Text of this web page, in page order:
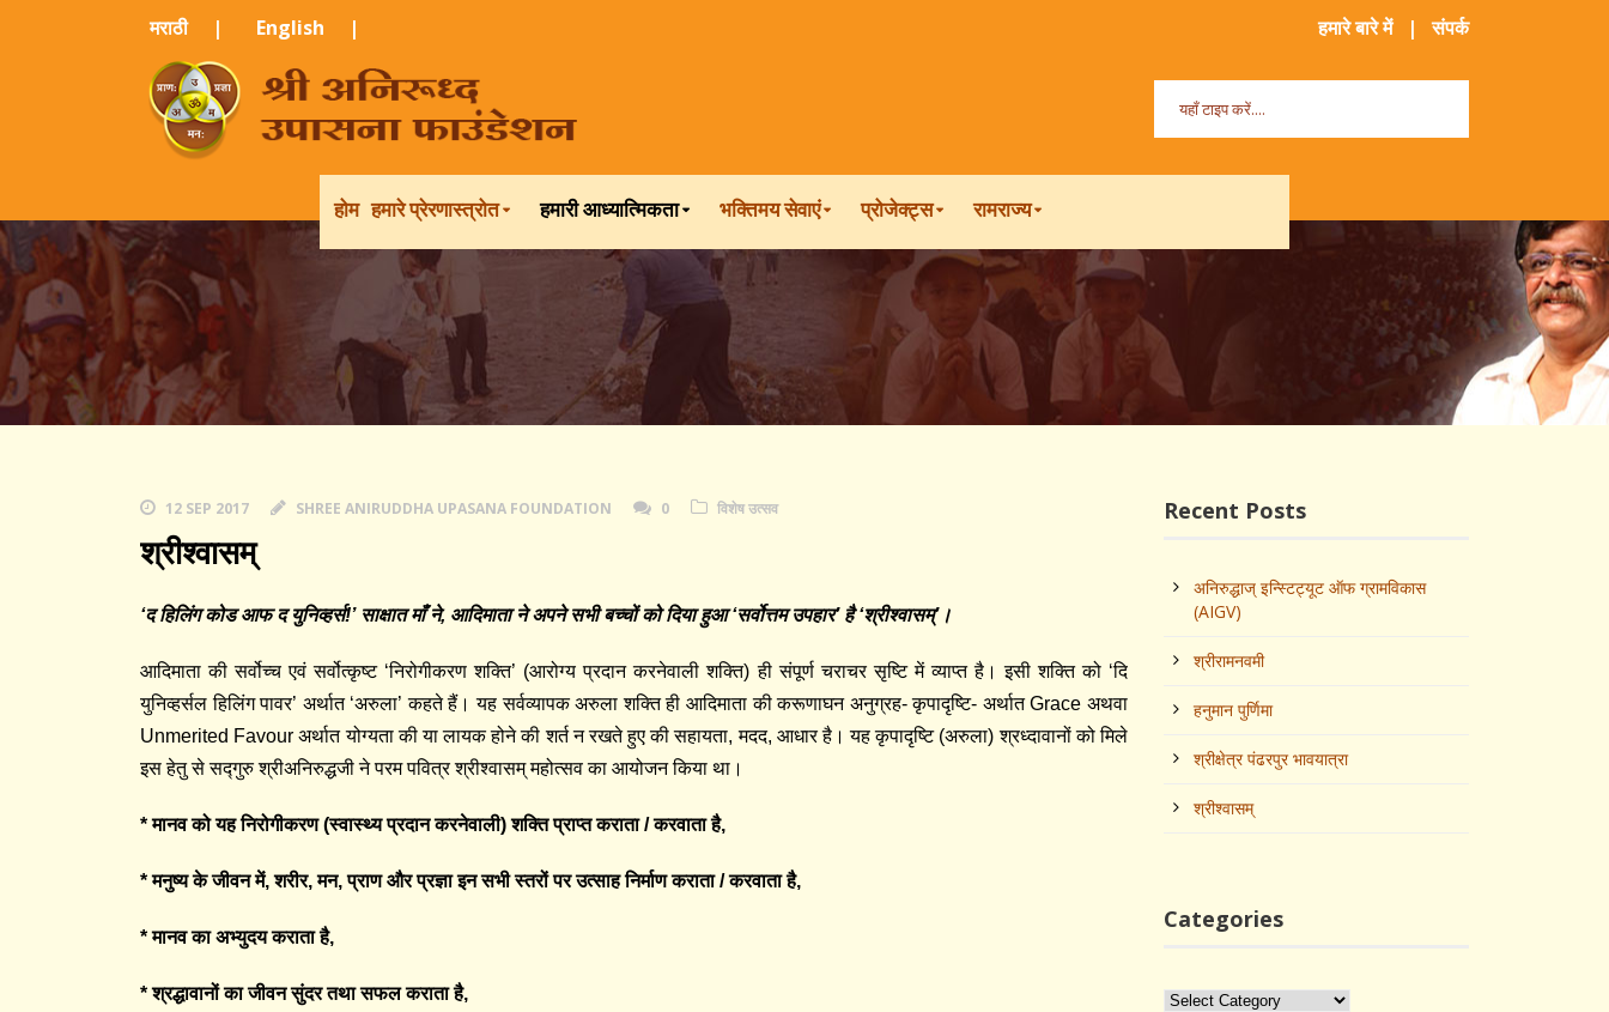
मराठी ​ | English | हमारे बारे में | संपर्क
होम हमारे प्रेरणास्त्रोत हमारी आध्यात्मिकता भक्तिमय सेवाएं प्रोजेक्ट्स रामराज्य
12 SEP 2017 SHREE ANIRUDDHA UPASANA FOUNDATION 0 विशेष उत्सव
श्रीश्‍वासम्
‘द हिलिंग कोड आफ द युनिव्हर्स!’ साक्षात माँ ने, आदिमाता ने अपने सभी बच्चों को दिया हुआ ‘सर्वोत्तम उपहार’ है ‘श्रीश्वासम्’।
आदिमाता की सर्वोच्च एवं सर्वोत्कृष्ट ‘निरोगीकरण शक्ति’ (आरोग्य प्रदान करनेवाली शक्ति) ही संपूर्ण चराचर सृष्टि में व्याप्त है। इसी शक्ति को ‘दि
युनिव्हर्सल हिलिंग पावर’ अर्थात ‘अरुला’ कहते हैं। यह सर्वव्यापक अरुला शक्ति ही आदिमाता की करूणाघन अनुग्रह- कृपादृष्टि- अर्थात Grace अथवा
Unmerited Favour अर्थात योग्यता की या लायक होने की शर्त न रखते हुए की सहायता, मदद, आधार है। यह कृपादृष्टि (अरुला) श्रध्दावानों को मिले
इस हेतु से सद्गुरु श्रीअनिरुद्धजी ने परम पवित्र श्रीश्वासम्‌ महोत्सव का आयोजन किया था।
* मानव को यह निरोगीकरण (स्वास्थ्य प्रदान करनेवाली) शक्ति प्राप्त कराता / करवाता है,
* मनुष्य के जीवन में, शरीर, मन, प्राण और प्रज्ञा इन सभी स्तरों पर उत्साह निर्माण कराता / करवाता है,
* मानव का अभ्युदय कराता है,
* श्रद्धावानों का जीवन सुंदर तथा सफल कराता है,
Recent Posts
अनिरुद्धाज्‌ इन्स्टिट्यूट ऑफ ग्रामविकास
(AIGV)
श्रीरामनवमी
हनुमान पुर्णिमा
श्रीक्षेत्र पंढरपुर भावयात्रा
श्रीश्‍वासम्
Categories
Categories